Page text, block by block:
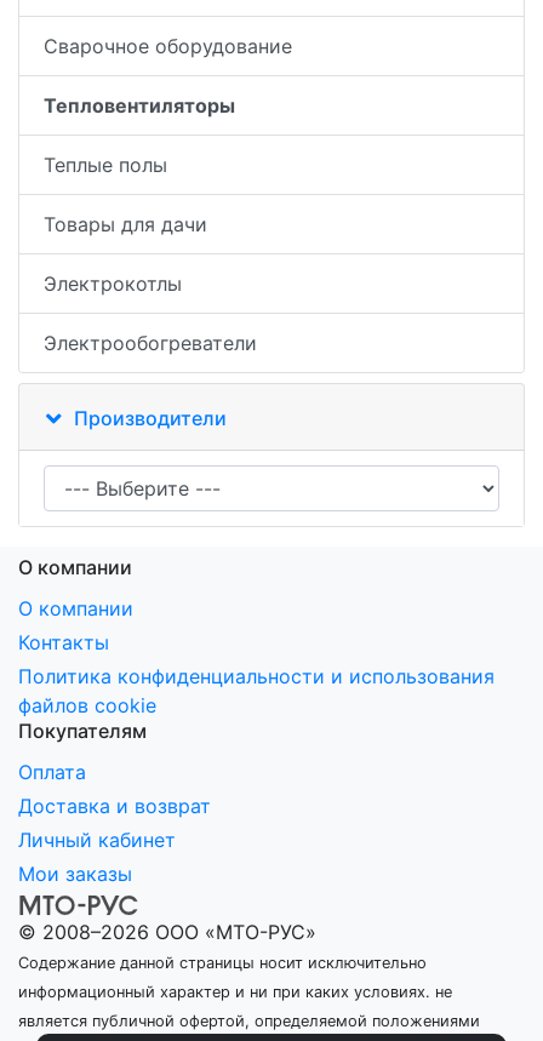
Сварочное оборудование
Тепловентиляторы
Теплые полы
Товары для дачи
Электрокотлы
Электрообогреватели
Производители
О компании
О компании
Контакты
Политика конфиденциальности и использования
файлов cookie
Покупателям
Оплата
Доставка и возврат
Личный кабинет
Мои заказы
© 2008–2026 ООО «МТО-РУС»
Содержание данной страницы носит исключительно
информационный характер и ни при каких условиях. не
является публичной офертой, определяемой положениями